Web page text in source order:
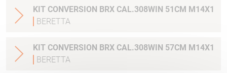
KIT CONVERSION BRX CAL.308WIN 51CM M14X1
BERETTA
KIT CONVERSION BRX CAL.308WIN 57CM M14X1
BERETTA